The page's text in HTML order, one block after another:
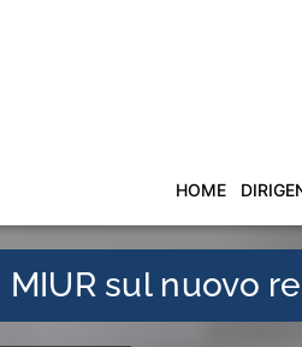
HOME
sul nuovo